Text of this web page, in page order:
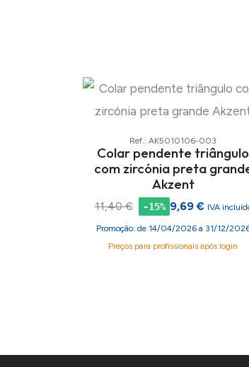
Ref.: AK5010106-003
Colar pendente triângulo
com zircónia preta
Akzent
11,40 € -15% 9,69 € IVA
Promoção: de 14/04/2026 a 31/12/
Preços para profissionais após login